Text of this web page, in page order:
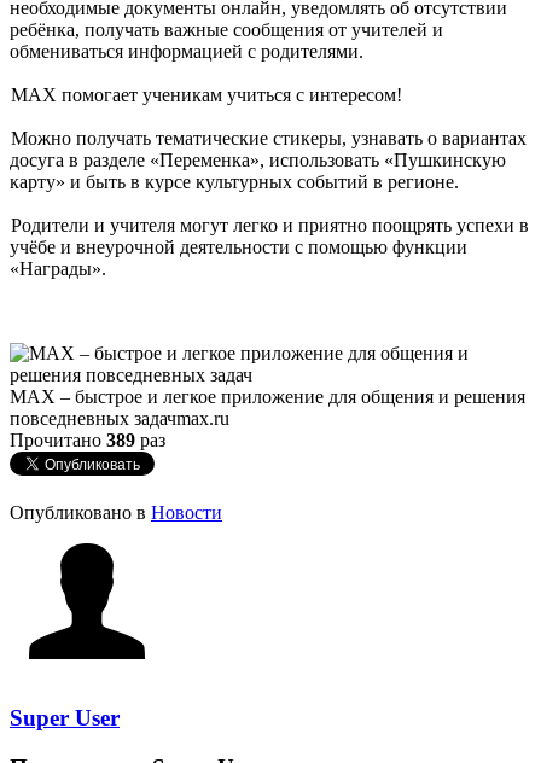
необходимые документы онлайн, уведомлять об отсутствии
ребёнка, получать важные сообщения от учителей и
обмениваться информацией с родителями.
MAX помогает ученикам учиться с интересом!
Можно получать тематические стикеры, узнавать о вариантах
досуга в разделе «Переменка», использовать «Пушкинскую
карту» и быть в курсе культурных событий в регионе.
Родители и учителя могут легко и приятно поощрять успехи в
учёбе и внеурочной деятельности с помощью функции
«Награды».
MAX – быстрое и легкое приложение для общения и решения
повседневных задачmax.ru
Прочитано 389 раз
Опубликовано в Новости
Super User